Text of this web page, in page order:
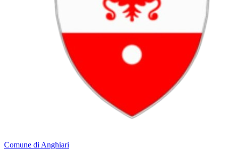
Comune di Anghiari